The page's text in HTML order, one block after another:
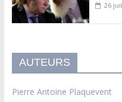
26
AUTEURS
Pierre Antoine Plaquevent